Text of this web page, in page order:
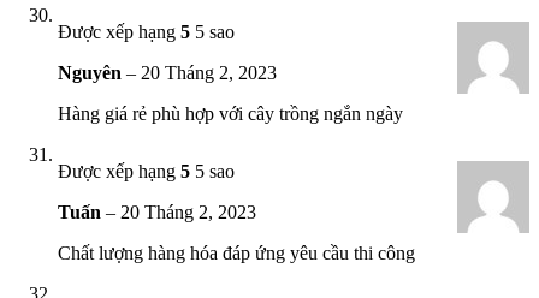
Được xếp hạng 5 5 sao
Nguyên – 20 Tháng 2, 2023
Hàng giá rẻ phù hợp với cây trồng ngắn ngày
Được xếp hạng 5 5 sao
Tuấn – 20 Tháng 2, 2023
Chất lượng hàng hóa đáp ứng yêu cầu thi công